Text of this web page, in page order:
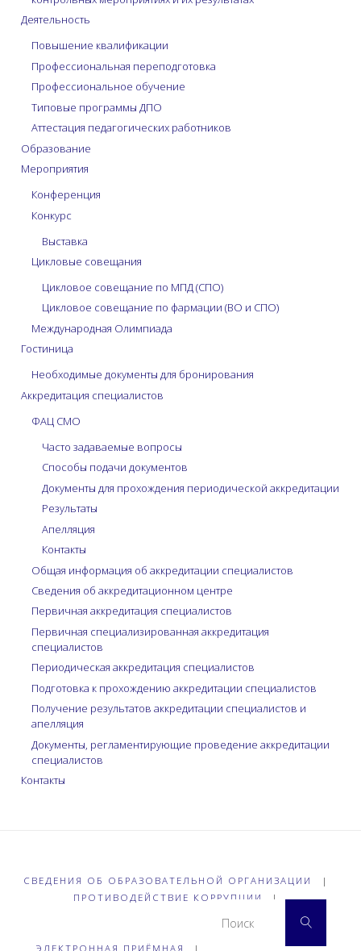
Деятельность
Повышение квалификации
Профессиональная переподготовка
Профессиональное обучение
Типовые программы ДПО
Аттестация педагогических работников
Образование
Мероприятия
Конференция
Конкурс
Выставка
Цикловые совещания
Цикловое совещание по МПД (СПО)
Цикловое совещание по фармации (ВО и СПО)
Международная Олимпиада
Гостиница
Необходимые документы для бронирования
Аккредитация специалистов
ФАЦ СМО
Часто задаваемые вопросы
Способы подачи документов
Документы для прохождения периодической аккредитации
Результаты
Апелляция
Контакты
Общая информация об аккредитации специалистов
Сведения об аккредитационном центре
Первичная аккредитация специалистов
Первичная специализированная аккредитация
специалистов
Периодическая аккредитация специалистов
Подготовка к прохождению аккредитации специалистов
Получение результатов аккредитации специалистов и
апелляция
Документы, регламентирующие проведение аккредитации
специалистов
Контакты
СВЕДЕНИЯ ОБ ОБРАЗОВАТЕЛЬНОЙ ОРГАНИЗАЦИИ
|
ПРОТИВОДЕЙСТВИЕ КОРРУПЦИИ
|
ЭЛЕКТРОННАЯ ПРИЁМНАЯ |
Поиск